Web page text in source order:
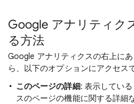
Google アナリティク
る方法
Google アナリティクスの右上に
ら、以下のオプションにアクセス
このページの詳細: 表示してい
スのページの機能に関する詳細